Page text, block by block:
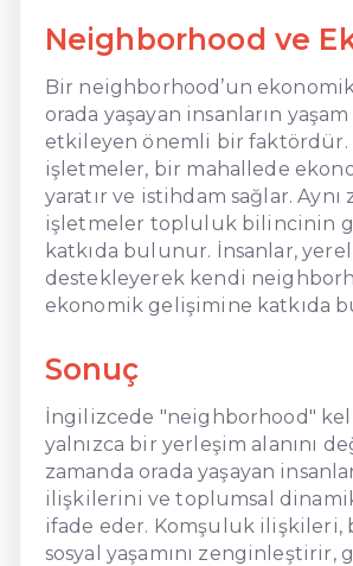
Neighborhood ve
Bir neighborhood’un
orada yaşayan insanların
etkileyen önemli bir faktördür.
işletmeler, bir mahallede
yaratır ve istihdam sağlar. Aynı
işletmeler topluluk bilincinin
katkıda bulunur. İnsanlar,
destekleyerek kendi
ekonomik gelişimine katkıda
Sonuç
İngilizcede "neighborhood"
yalnızca bir yerleşim alanını
zamanda orada yaşayan
ilişkilerini ve toplumsal
ifade eder. Komşuluk ilişkileri,
sosyal yaşamını zenginleştirir,